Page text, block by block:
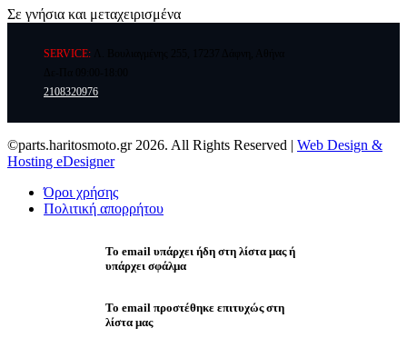
Σε γνήσια και μεταχειρισμένα
SERVICE:
2108320976
©parts.haritosmoto.gr 2026. All Rights Reserved | Web Design &
Hosting eDesigner
Όροι χρήσης
Πολιτική απορρήτου
Το email υπάρχει ήδη στη λίστα μας ή
υπάρχει σφάλμα
Το email προστέθηκε επιτυχώς στη
λίστα μας